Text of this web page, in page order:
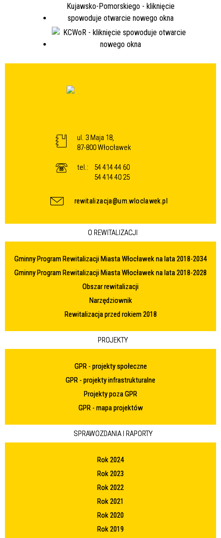
ul. 3 Maja 18,
87-800 Włocławek
tel.:
54 414 44 60
54 414 40 25
rewitalizacja@um.wloclawek.pl
O REWITALIZACJI
Gminny Program Rewitalizacji Miasta Włocławek na lata 2018-2034
Gminny Program Rewitalizacji Miasta Włocławek na lata 2018-2028
Obszar rewitalizacji
Narzędziownik
Rewitalizacja przed rokiem 2018
PROJEKTY
GPR - projekty społeczne
GPR - projekty infrastrukturalne
Projekty poza GPR
GPR - mapa projektów
SPRAWOZDANIA I RAPORTY
Rok 2024
Rok 2023
Rok 2022
Rok 2021
Rok 2020
Rok 2019